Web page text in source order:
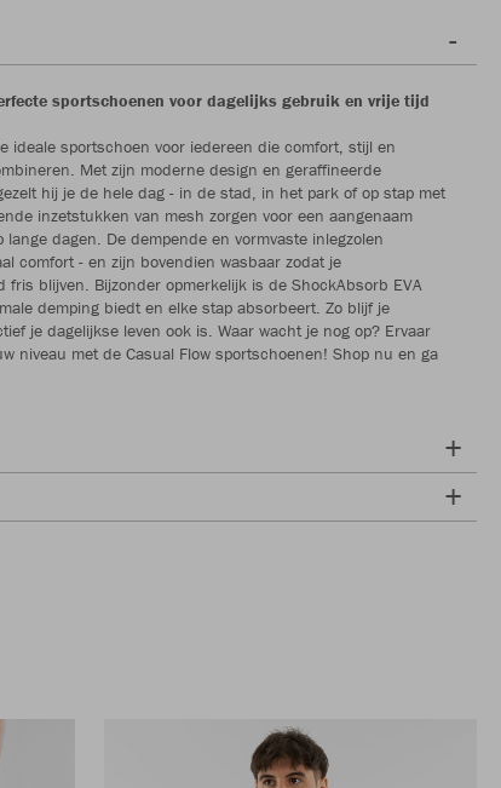
sportschoenen voor dagelijks gebruik en vrije tijd
ideale sportschoen voor iedereen die comfort, stijl en
Met zijn moderne design en geraffineerde
hij je de hele dag - in de stad, in het park of op stap met
inzetstukken van mesh zorgen voor een aangenaam
lange dagen. De dempende en vormvaste inlegzolen
comfort - en zijn bovendien wasbaar zodat je
fris blijven. Bijzonder opmerkelijk is de ShockAbsorb EVA
demping biedt en elke stap absorbeert. Zo blijf je
je dagelijkse leven ook is. Waar wacht je nog op? Ervaar
niveau met de Casual Flow sportschoenen! Shop nu en ga